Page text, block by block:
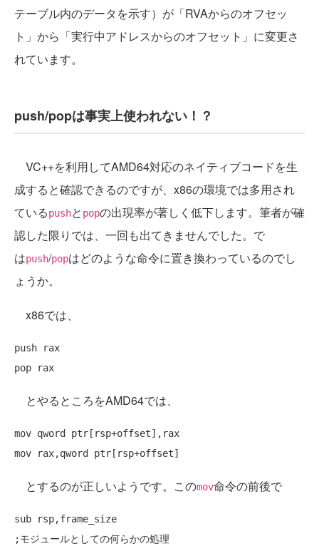
テーブル内のデータを示す）が「RVAからのオフセッ
ト」から「実行中アドレスからのオフセット」に変更さ
れています。
push/popは事実上使われない！？
VC++を利用してAMD64対応のネイティブコードを生
成すると確認できるのですが、x86の環境では多用され
ているpushと popの出現率が著しく低下します。筆者が確
認した限りでは、一回も出てきませんでした。で
はpush/popはどのような命令に置き換わっているのでし
ょうか。
x86では、
push rax
とやるところをAMD64では、
mov qword ptr[rsp+offset],rax
とするのが正しいようです。このmov命令の前後で
sub rsp,frame_size
;モジュールとしての何らかの処理